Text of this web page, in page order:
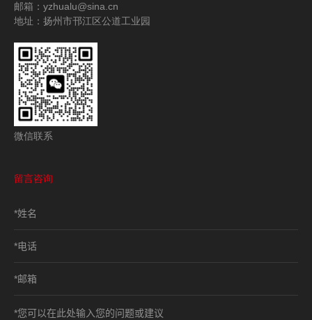
邮箱： yzhualu@sina.cn
地址：扬州市邗江区公道工业园
微信联系
留言咨询